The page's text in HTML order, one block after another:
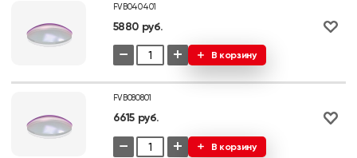
FVB040401
5880 руб.
− + В корзину
FVB080801
6615 руб.
− + В корзину